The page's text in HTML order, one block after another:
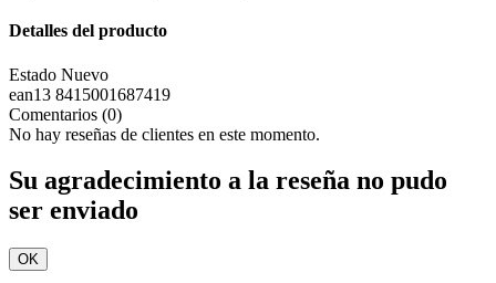
Detalles del producto
Estado Nuevo
ean13 8415001687419
Comentarios (0)
No hay reseñas de clientes en este momento.
Su agradecimiento a la reseña no pudo
ser enviado
OK